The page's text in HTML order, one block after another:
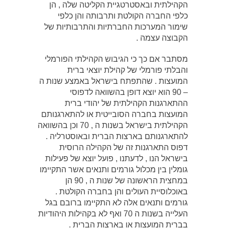
הקהילתית ובאסטרטגיית הקליטה שלה , הן
כלפי החברה הקולטת ותרבותה והן כלפי
שימור המערכות החברתיות והתרבותיות של
הקבוצה עצמה .
מסתבר אם כך כי הגיבוש הקהילתי הפורמלי
והבלתי פורמלי של קהילת יוצאי ברית
המועצות . שהתפתח בישראל באמצע שנות ה
– 90 הוא יוצא דופן בהשוואה לדפוסי
ההתארגנות הקהילתית של יהודי ברית
המועצות בחברה הסובייטית או להתארגנותם
הקהילתית בישראל בשנות ה , 70 וכן בהשוואה
להתארגנותם בארצות הברית ובאוסטרליה .
דפוס התארגנות זה של הקהילה הרוסית
בישראל הנו , לדעתנו , פועל יוצא של פעילות
גומלין בין מכלול גורמים ותנאים אשר התקיימו
במחצית הראשונה של שנות ה , 90 הן
באוכלוסיית העולים והן בחברה הקולטת .
גורמים ותנאים אלה לא התקיימו ברובם בגל
העלייה בשנות ה 70 ואף לא בקהילות היהודיות
בברית המועצות או בארצות הברית .